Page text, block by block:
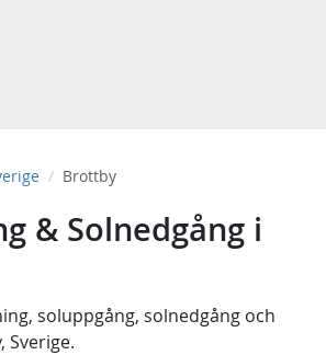
Brottby
& Solnedgång i
, soluppgång, solnedgång och
Sverige.